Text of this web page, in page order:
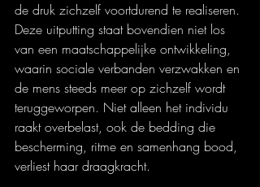
de druk zichzelf voortdurend te realiseren.
Deze uitputting staat bovendien niet los
van een maatschappelijke ontwikkeling,
waarin sociale verbanden verzwakken en
de mens steeds meer op zichzelf wordt
teruggeworpen. Niet alleen het individu
raakt overbelast, ook de bedding die
bescherming, ritme en samenhang bood,
verliest haar draagkracht.